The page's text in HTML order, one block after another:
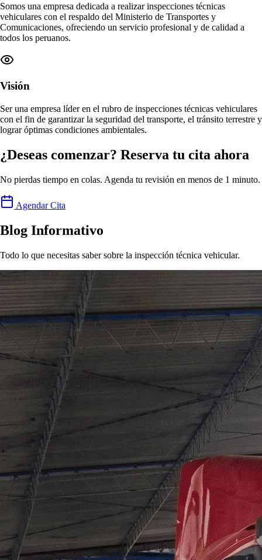
Somos una empresa dedicada a realizarinspecciones técnicas
vehiculares con el respaldo del Ministerio de Transportes y
Comunicaciones, ofreciendo un servicio profesional y de calidad a
todos los peruanos.
Visión
Ser una empresa líder en el rubro de inspecciones técnicas vehiculares
con el fin de garantizar la seguridad del transporte, el tránsito terrestre y
lograróptimas condiciones ambientales.
¿Deseas comenzar? Reserva tu cita ahora
No pierdas tiempo en colas. Agenda tu revisión en menos de 1 minuto.
Agendar Cita
Blog Informativo
Todo lo que necesitas saber sobre la inspección técnica vehicular.